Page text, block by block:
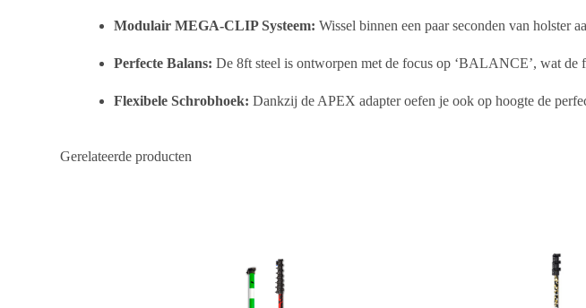
Modulair MEGA-CLIP Systeem: Wissel binnen een paar seconden van holster
Perfecte Balans: De 8ft steel is ontworpen met de focus op ‘BALANCE’, wat de
Flexibele Schrobhoek: Dankzij de APEX adapter oefen je ook op hoogte de
Gerelateerde producten